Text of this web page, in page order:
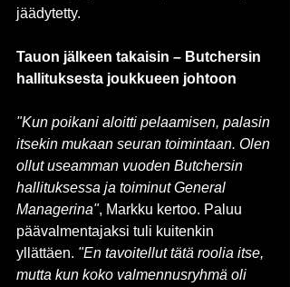
jäädytetty.
Tauon jälkeen takaisin – Butchersin
hallituksesta joukkueen johtoon
"Kun poikani aloitti pelaamisen, palasin
itsekin mukaan seuran toimintaan. Olen
ollut useamman vuoden Butchersin
hallituksessa ja toiminut General
Managerina", Markku kertoo. Paluu
päävalmentajaksi tuli kuitenkin
yllättäen. "En tavoitellut tätä roolia itse,
mutta kun koko valmennusryhmä oli